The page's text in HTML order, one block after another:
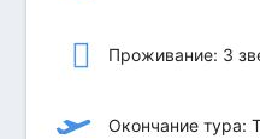
Проживание: 3
Окончание тура: